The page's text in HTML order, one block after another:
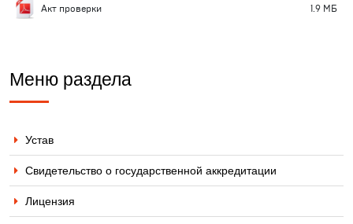
Акт проверки 1.9 MБ
Меню раздела
Устав
Свидетельство о государственной аккредитации
Лицензия